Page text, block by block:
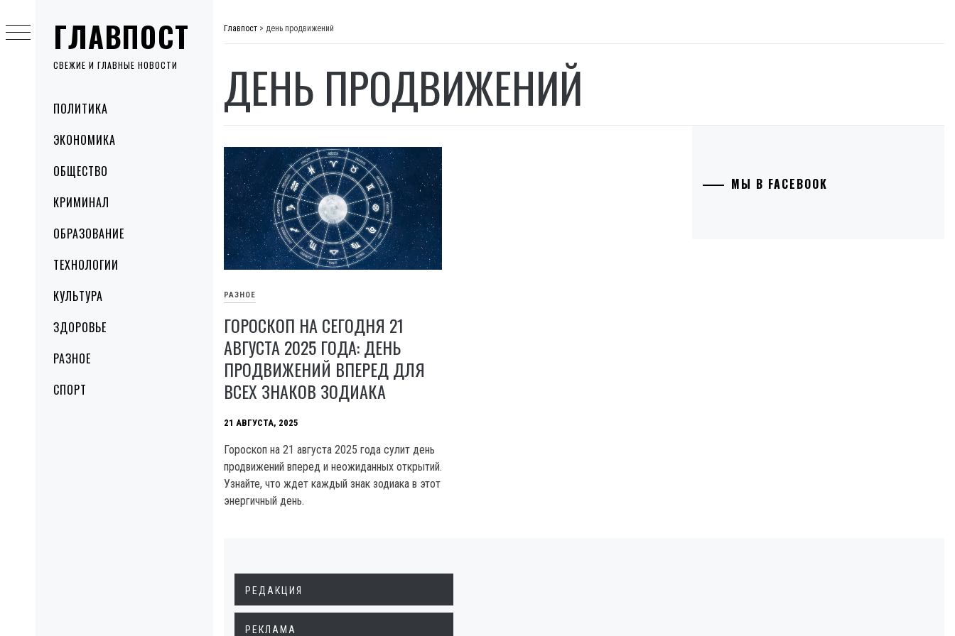
ГЛАВПОСТ
СВЕЖИЕ И ГЛАВНЫЕ НОВОСТИ
MenuПОЛИТИКА
ЭКОНОМИКА
ОБЩЕСТВО
КРИМИНАЛ
ОБРАЗОВАНИЕ
ТЕХНОЛОГИИ
КУЛЬТУРА
ЗДОРОВЬЕ
РАЗНОЕ
СПОРТ
to
content
Главпост > день продвижений
ДЕНЬ ПРОДВИЖЕНИЙ
РАЗНОЕ
ГОРОСКОП НА СЕГОДНЯ 21
АВГУСТА 2025 ГОДА: ДЕНЬ
ПРОДВИЖЕНИЙ ВПЕРЕД ДЛЯ
ВСЕХ ЗНАКОВ ЗОДИАКА
21 АВГУСТА, 2025
Гороскоп на 21 августа 2025 года сулит день
продвижений вперед и неожиданных открытий.
Узнайте, что ждет каждый знак зодиака в этот
энергичный день.
МЫ В FACEBOOK
РЕДАКЦИЯ
РЕКЛАМА